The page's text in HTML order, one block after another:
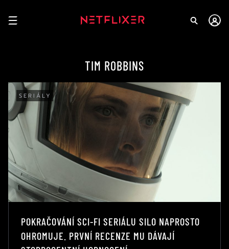
TIM ROBBINS
SERIÁLY
POKRAČOVÁNÍ SCI-FI SERIÁLU SILO NAPROSTO
OHROMUJE. PRVNÍ RECENZE MU DÁVAJÍ